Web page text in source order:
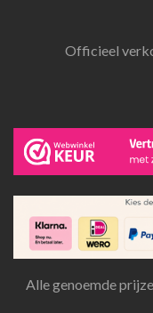
Officieel
Alle genoemde